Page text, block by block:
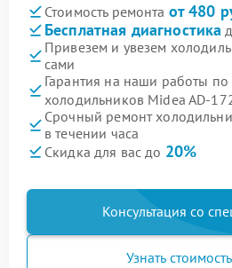
Стоимость ремонта от 480
Бесплатная диагностика
Привезем и увезем
сами
Гарантия на наши работы по
холодильников Midea AD-
Срочный ремонт
в течении часа
Скидка для вас до 20%
Консультация со
Узнать